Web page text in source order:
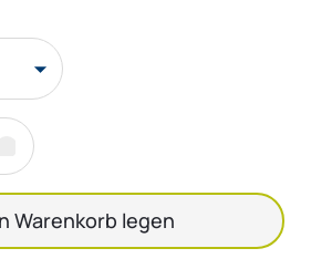
Warenkorb legen